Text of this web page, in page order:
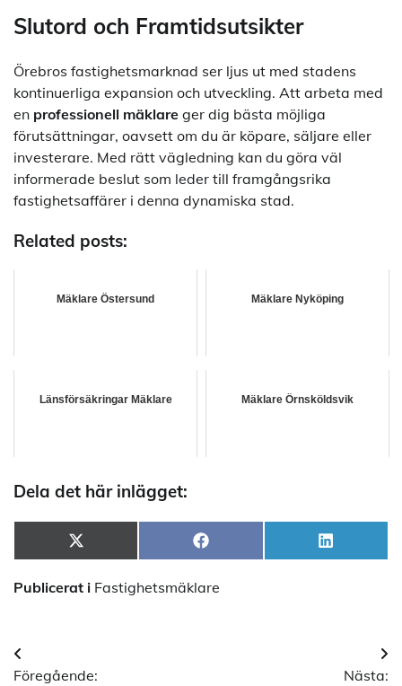
Slutord och Framtidsutsikter
Örebros fastighetsmarknad ser ljus ut med stadens
kontinuerliga expansion och utveckling. Att arbeta med
en professionell mäklare ger dig bästa möjliga
förutsättningar, oavsett om du är köpare, säljare eller
investerare. Med rätt vägledning kan du göra väl
informerade beslut som leder till framgångsrika
fastighetsaffärer i denna dynamiska stad.
Related posts:
Mäklare Östersund Mäklare Nyköping
Länsförsäkringar Mäklare Mäklare Örnsköldsvik
Dela det här inlägget:
Dela
på
X
(Twitter)
Dela
på
Facebook
Dela
på
LinkedIn
Publicerat i Fastighetsmäklare
Inläggsnavigering
Föregående:
Nästa: